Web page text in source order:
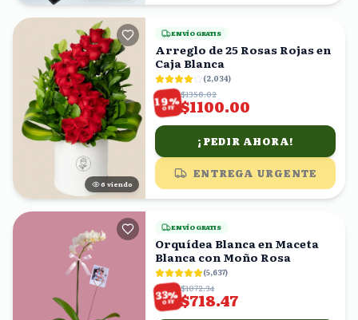
6 viendo
ENVÍO GRATIS
Arreglo de 25 Rosas Rojas en
Caja Blanca
(2,034)
19%
OFF
$1358.02
$1100.00
¡PEDIR AHORA!
ENTREGA URGENTE
ENVÍO GRATIS
Orquídea Blanca en Maceta
Blanca con Moño Rosa
(5,637)
33%
OFF
$1072.34
$718.47